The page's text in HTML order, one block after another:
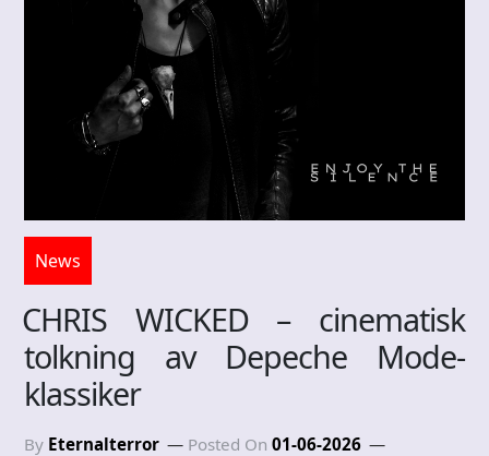
News
CHRIS WICKED – cinematisk
tolkning av Depeche Mode-
klassiker
By Eternalterror Posted On 01-06-2026